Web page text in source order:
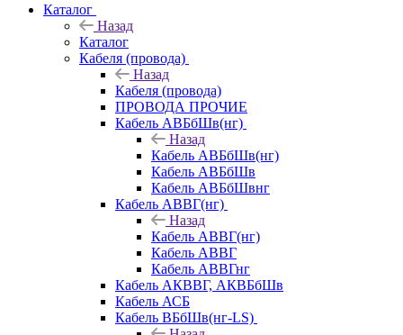
Каталог
Назад
Каталог
Кабеля (провода)
Назад
Кабеля (провода)
ПРОВОДА ПРОЧИЕ
Кабель АВБбШв(нг)
Назад
Кабель АВБбШв(нг)
Кабель АВБбШв
Кабель АВБбШвнг
Кабель АВВГ(нг)
Назад
Кабель АВВГ(нг)
Кабель АВВГ
Кабель АВВГнг
Кабель АКВВГ, АКВБбШв
Кабель АСБ
Кабель ВБбШв(нг-LS)